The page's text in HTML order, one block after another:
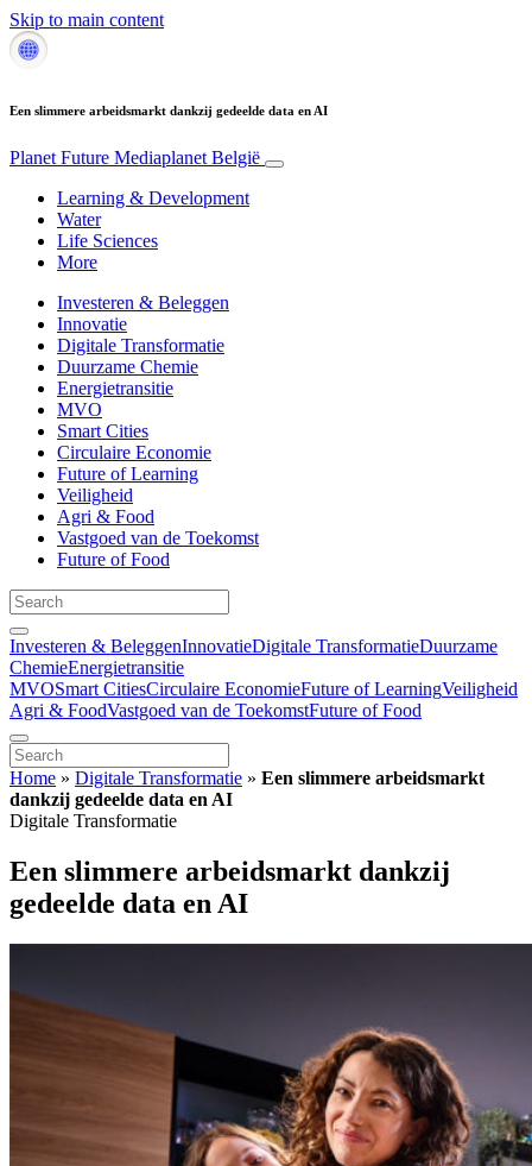
Skip to main content
Een slimmere arbeidsmarkt dankzij gedeelde data en AI
Planet Future Mediaplanet België
Learning & Development
Water
Life Sciences
More
Investeren & Beleggen
Innovatie
Digitale Transformatie
Duurzame Chemie
Energietransitie
MVO
Smart Cities
Circulaire Economie
Future of Learning
Veiligheid
Agri & Food
Vastgoed van de Toekomst
Future of Food
Investeren & BeleggenInnovatieDigitale TransformatieDuurzame
ChemieEnergietransitie
MVOSmart CitiesCirculaire EconomieFuture of LearningVeiligheid
Agri & FoodVastgoed van de ToekomstFuture of Food
Home » Digitale Transformatie » Een slimmere arbeidsmarkt
dankzij gedeelde data en AI
Digitale Transformatie
Een slimmere arbeidsmarkt dankzij
gedeelde data en AI